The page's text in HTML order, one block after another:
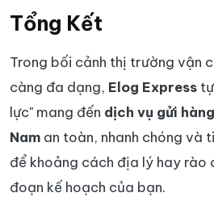
Tổng Kết
Trong bối cảnh thị trường vận
càng đa dạng, Elog Express
lực" mang đến dịch vụ gửi
Nam an toàn, nhanh chóng và
để khoảng cách địa lý hay rào
đoạn kế hoạch của bạn.